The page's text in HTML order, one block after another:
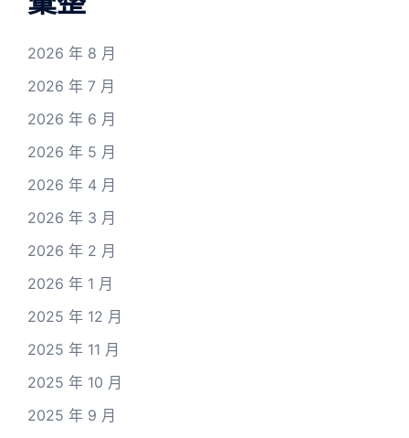
2026 年 8 月
2026 年 7 月
2026 年 6 月
2026 年 5 月
2026 年 4 月
2026 年 3 月
2026 年 2 月
2026 年 1 月
2025 年 12 月
2025 年 11 月
2025 年 10 月
2025 年 9 月